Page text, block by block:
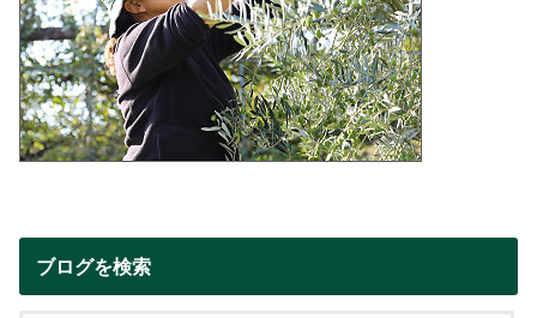
ブログを検索